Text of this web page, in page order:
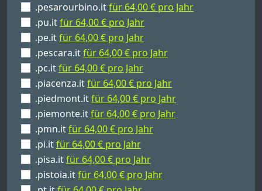
.pesarourbino.itfür 64,00 € pro Jahr
.pu.itfür 64,00 € pro Jahr
.pe.itfür 64,00 € pro Jahr
.pescara.itfür 64,00 € pro Jahr
.pc.itfür 64,00 € pro Jahr
.piacenza.itfür 64,00 € pro Jahr
.piedmont.itfür 64,00 € pro Jahr
.piemonte.itfür 64,00 € pro Jahr
.pmn.itfür 64,00 € pro Jahr
.pi.itfür 64,00 € pro Jahr
.pisa.itfür 64,00 € pro Jahr
.pistoia.itfür 64,00 € pro Jahr